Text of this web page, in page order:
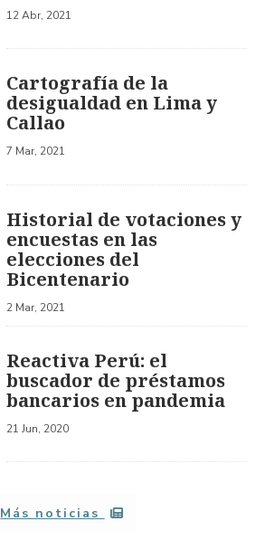
12 Abr, 2021
Cartografía de la
desigualdad en Lima y
Callao
7 Mar, 2021
Historial de votaciones y
encuestas en las
elecciones del
Bicentenario
2 Mar, 2021
Reactiva Perú: el
buscador de préstamos
bancarios en pandemia
21 Jun, 2020
Más noticias